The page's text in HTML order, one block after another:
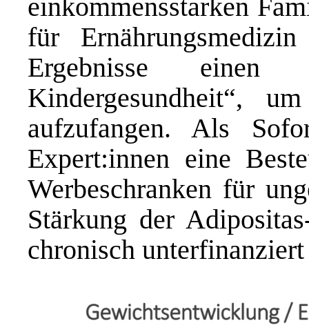
einkommensstarken
für
Ergebnisse
Kindergesundheit“,
aufzufangen. Als
Expert:innen eine
Werbeschranken für
Stärkung der
chronisch